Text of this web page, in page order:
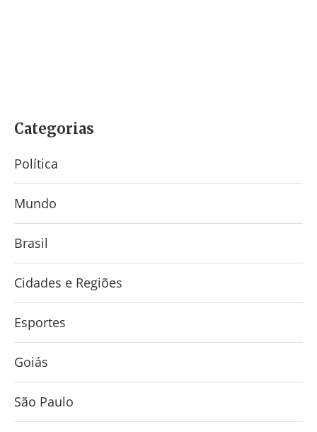
Categorias
Política
Mundo
Brasil
Cidades e Regiões
Esportes
Goiás
São Paulo